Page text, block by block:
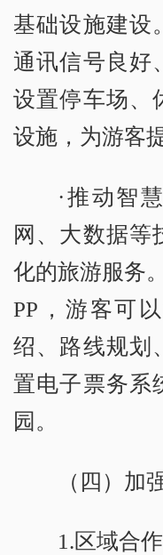
基础设施建设
通讯信号良好
设置停车场、
设施，为游客
·推动智
网、大数据等
化的旅游服务
PP，游客可
绍、路线规划
置电子票务系
园。
（四）加
1.区域合作